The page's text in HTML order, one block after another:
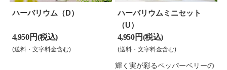
ハーバリウム（D）
4,950 円(税込)
(送料・文字料金含む)
ハーバリウムミニセット
（U）
4,950 円(税込)
(送料・文字料金含む)
輝く実が彩るペッパーベリーの